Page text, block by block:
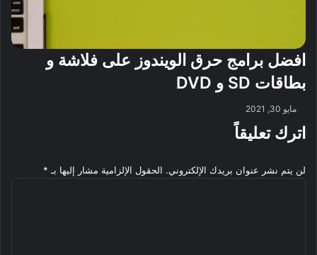
افضل برامج حرق الويندوز على فلاشة و
بطاقات SD و DVD
مايو 30, 2021
اترك تعليقاً
لن يتم نشر عنوان بريدك الإلكتروني. الحقول الإلزامية مشار إليها بـ *